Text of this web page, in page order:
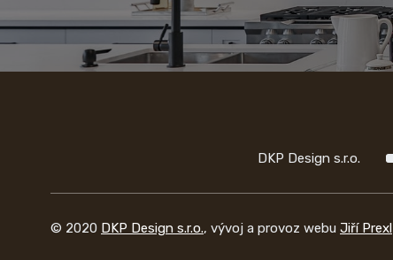
DKP Design s.r.o.
© 2020 DKP Design s.r.o., vývoj a provoz webu Jiří Prexl